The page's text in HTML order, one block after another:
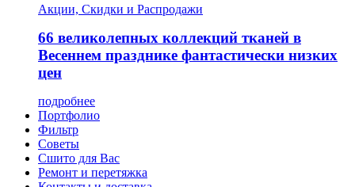
Акции, Скидки и Распродажи
66 великолепных коллекций тканей в
Весеннем празднике фантастически низких
цен
подробнее
Портфолио
Фильтр
Советы
Сшито для Вас
Ремонт и перетяжка